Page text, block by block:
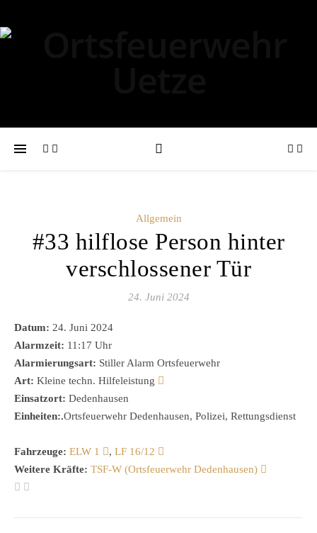
Allgemein
#33 hilflose Person hinter
verschlossener Tür
24. Juni 2024
Datum: 24. Juni 2024
Alarmzeit: 11:17 Uhr
Alarmierungsart: Stiller Alarm Ortsfeuerwehr
Art: Kleine techn. Hilfeleistung
Einsatzort: Dedenhausen
Einheiten:.Ortsfeuerwehr Dedenhausen, Polizei, Rettungsdienst
Fahrzeuge: ELW 1 , LF 16/12
Weitere Kräfte: TSF-W (Ortsfeuerwehr Dedenhausen)